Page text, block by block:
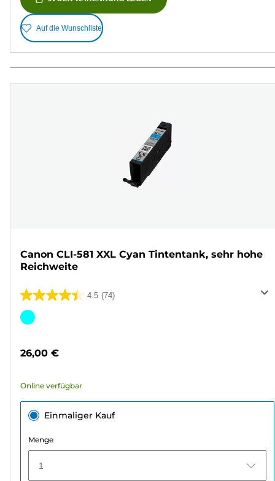
Auf die Wunschliste
Canon CLI-581 XXL Cyan Tintentank, sehr hohe
Reichweite
4.5 (74)
4.5
von
74
Farbpatrone
26,00 €
Online verfügbar
Einmaliger Kauf
Menge
1